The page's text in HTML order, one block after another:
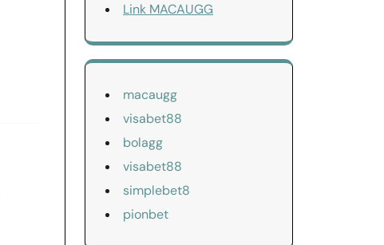
Link MACAUGG
macaugg
visabet88
bolagg
visabet88
simplebet8
pionbet